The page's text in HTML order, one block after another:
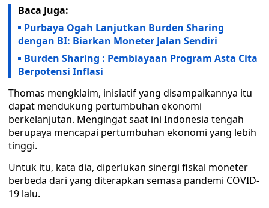
Baca Juga:
Purbaya Ogah Lanjutkan Burden Sharing
dengan BI: Biarkan Moneter Jalan Sendiri
Burden Sharing : Pembiayaan Program Asta Cita
Berpotensi Inflasi
Thomas mengklaim, inisiatif yang disampaikannya itu
dapat mendukung pertumbuhan ekonomi
berkelanjutan. Mengingat saat ini Indonesia tengah
berupaya mencapai pertumbuhan ekonomi yang lebih
tinggi.
Untuk itu, kata dia, diperlukan sinergi fiskal moneter
berbeda dari yang diterapkan semasa pandemi COVID-
19 lalu.